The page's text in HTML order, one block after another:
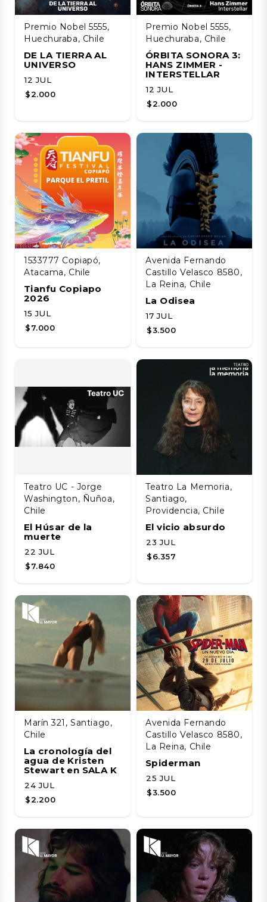
Premio Nobel 5555,
Huechuraba, Chile
DE LA TIERRA AL
UNIVERSO
12 JUL
$2.000
Premio Nobel 5555,
Huechuraba, Chile
ÓRBITA SONORA 3:
HANS ZIMMER -
INTERSTELLAR
12 JUL
$2.000
1533777 Copiapó,
Atacama, Chile
Tianfu Copiapo
2026
15 JUL
$7.000
Avenida Fernando
Castillo Velasco 8580,
La Reina, Chile
La Odisea
17 JUL
$3.500
Teatro UC - Jorge
Washington, Ñuñoa,
Chile
El Húsar de la
muerte
22 JUL
$7.840
Teatro La Memoria,
Santiago,
Providencia, Chile
El vicio absurdo
23 JUL
$6.357
Marín 321, Santiago,
Chile
La cronología del
agua de Kristen
Stewart en SALA K
24 JUL
$2.200
Avenida Fernando
Castillo Velasco 8580,
La Reina, Chile
Spiderman
25 JUL
$3.500